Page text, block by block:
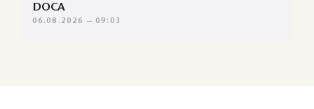
DOCA
06.08.2026 — 09:03